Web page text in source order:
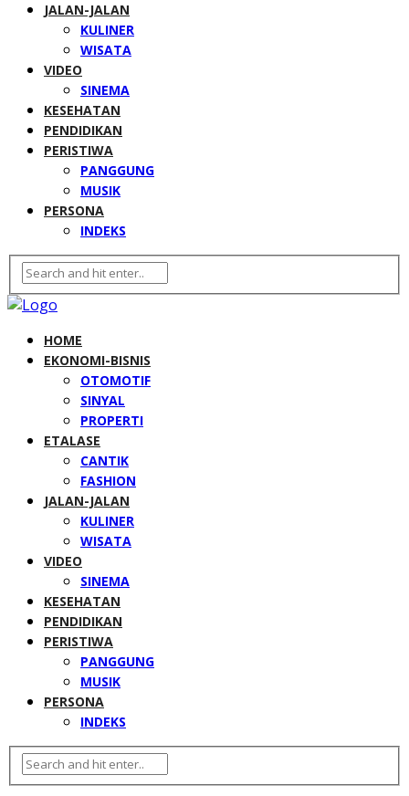
JALAN-JALAN
KULINER
WISATA
VIDEO
SINEMA
KESEHATAN
PENDIDIKAN
PERISTIWA
PANGGUNG
MUSIK
PERSONA
INDEKS
HOME
EKONOMI-BISNIS
OTOMOTIF
SINYAL
PROPERTI
ETALASE
CANTIK
FASHION
JALAN-JALAN
KULINER
WISATA
VIDEO
SINEMA
KESEHATAN
PENDIDIKAN
PERISTIWA
PANGGUNG
MUSIK
PERSONA
INDEKS